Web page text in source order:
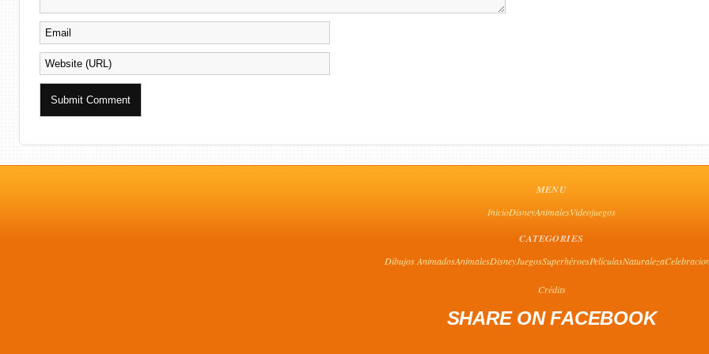
MENU
InicioDisneyAnimalesVideojuegos
CATEGORIES
Dibujos AnimadosAnimalesDisneyJuegosSuperhéroesPelículasNaturaleza
Crédits
SHARE ON FACEBOOK